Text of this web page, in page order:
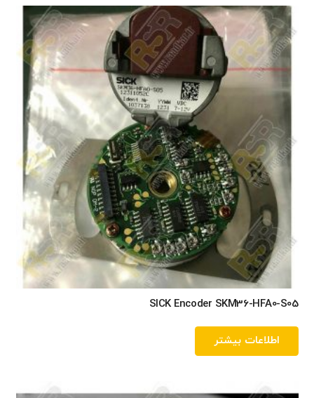
SICK Encoder SKM36-HFA0-S05
اطلاعات بیشتر